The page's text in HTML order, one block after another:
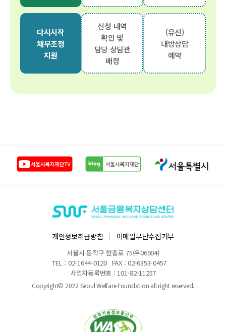
다시시작
채무조정
지원
신청 내역
확인 및
담당 상담관
배정
(유선)
내방상담
예약
개인정보취급방침 이메일무단수집거부
서울시 동작구 현충로 75(우06904)
TEL : 02-1644-0120 FAX : 02-6353-0457
사업자등록번호 : 101-82-11257
Copyright© 2022 Seoul Welfare Foundation all right reserved.